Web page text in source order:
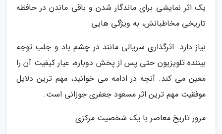
یک اثر نمایشی برای ماندگار شدن و باقی ماندن در حافظه
تاریخی مخاطبانش، به ویژگی هایی
نیاز دارد. اثرگذاری سریالی مانند در چشم باد و جلب توجه
بیننده تلویزیون حتی پس از پخش دوباره، عیار کیفیت آن را
معین می کند. آنچه در ادامه می خوانید، مهم ترین دلایل
موفقیت مهم ترین اثر مسعود جعفری جوزانی است.
مرور تاریخ معاصر با یک شخصیت مرکزی